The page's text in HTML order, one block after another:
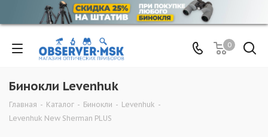
0
Бинокли Levenhuk
Главная - Каталог - Бинокли - Levenhuk -
Levenhuk New Sherman PLUS